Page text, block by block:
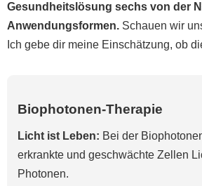
Gesundheitslösung sechs von der
Anwendungsformen. Schauen wir
Ich gebe dir meine Einschätzung, ob
Biophotonen-Therapie
Licht ist Leben: Bei der
erkrankte und geschwächte Zellen
Photonen.